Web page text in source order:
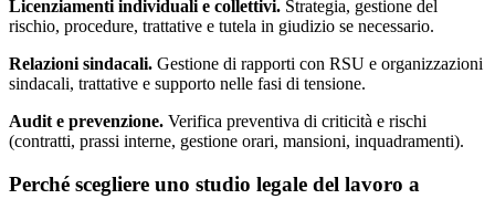
Licenziamenti individuali e collettivi. Strategia, gestione del
rischio, procedure, trattative e tutela in giudizio se necessario.
Relazioni sindacali. Gestione di rapporti con RSU e organizzazioni
sindacali, trattative e supporto nelle fasi di tensione.
Audit e prevenzione. Verifica preventiva di criticità e rischi
(contratti, prassi interne, gestione orari, mansioni, inquadramenti).
Perché scegliere uno studio legale del lavoro a